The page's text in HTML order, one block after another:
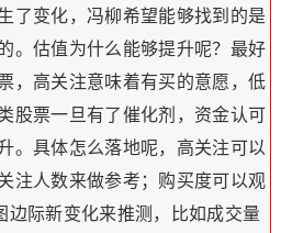
了变化，冯柳希望能够找到的是
。估值为什么能够提升呢？最好
，高关注意味着有买的意愿，低
股票一旦有了催化剂，资金认可
。具体怎么落地呢，高关注可以
注人数来做参考；购买度可以观
边际新变化来推测，比如成交量